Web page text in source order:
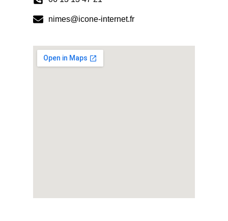
nimes@icone-internet.fr